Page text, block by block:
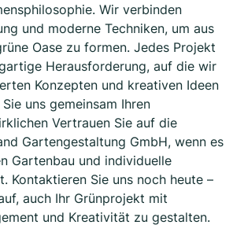
Wir verbinden
und moderne Techniken, um aus
Oase zu formen. Jedes Projekt
Herausforderung, auf die wir
Konzepten und kreativen Ideen
uns gemeinsam Ihren
Vertrauen Sie auf die
Gartengestaltung GmbH, wenn es
Gartenbau und individuelle
Kontaktieren Sie uns noch heute –
auch Ihr Grünprojekt mit
und Kreativität zu gestalten.